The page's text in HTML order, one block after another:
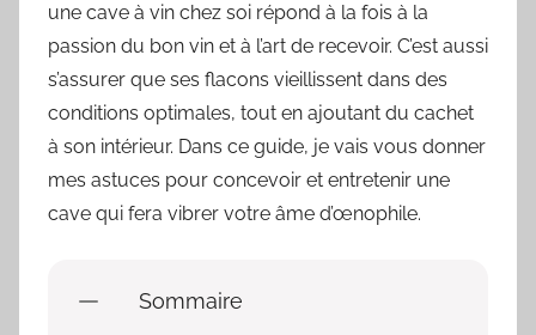
une cave à vin chez soi répond à la fois à la
passion du bon vin et à l’art de recevoir. C’est aussi
s’assurer que ses flacons vieillissent dans des
conditions optimales, tout en ajoutant du cachet
à son intérieur. Dans ce guide, je vais vous donner
mes astuces pour concevoir et entretenir une
cave qui fera vibrer votre âme d’œnophile.
Sommaire